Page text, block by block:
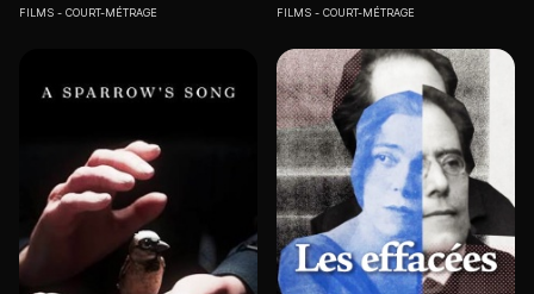
FILMS COURT-MÉTRAGE FILMS COURT-MÉTRAGE